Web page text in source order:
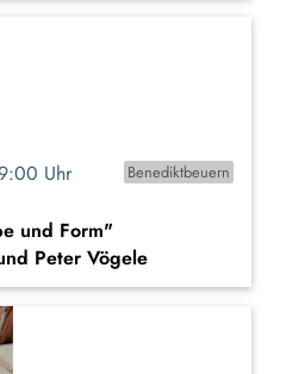
Uhr
Benediktbeuern
und Form"
Peter Vögele